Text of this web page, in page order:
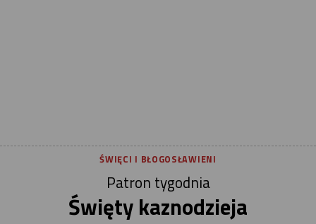
ŚWIĘCI I BŁOGOSŁAWIENI
Patron tygodnia
Święty kaznodzieja